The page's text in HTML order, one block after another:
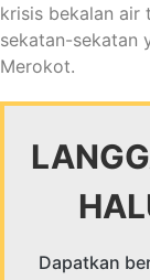
krisis bekalan air
sekatan-sekatan
Merokot.
Dapatkan